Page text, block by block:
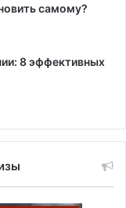
самому?
8 эффективных